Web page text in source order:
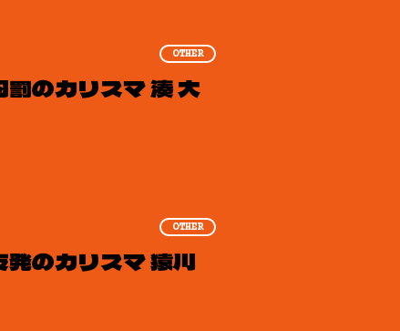
のカリスマ 湊 大
OTHER
のカリスマ 猿川
OTHER